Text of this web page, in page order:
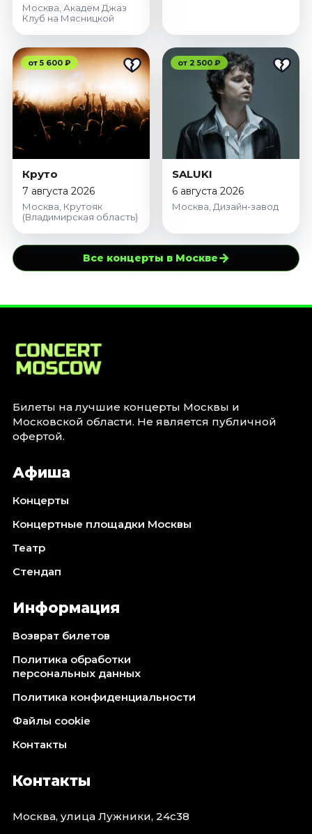
Москва, Академ Джаз
Клуб на Мясницкой
от 5 600 ₽
Круто
7 августа 2026
Москва, Крутояк
(Владимирская область)
от 2 500 ₽
SALUKI
6 августа 2026
Москва, Дизайн-завод
Все концерты в Москве→
Билеты на лучшие концерты Москвы и
Московской области. Не является публичной
офертой.
Афиша
Концерты
Концертные площадки Москвы
Театр
Стендап
Информация
Возврат билетов
Политика обработки
персональных данных
Политика конфиденциальности
Файлы cookie
Контакты
Контакты
Москва, улица Лужники, 24с38